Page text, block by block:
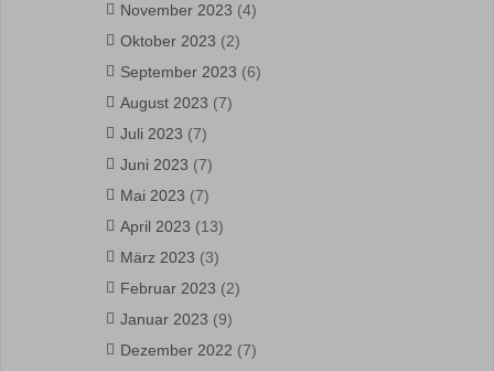
November 2023 (4)
Oktober 2023 (2)
September 2023 (6)
August 2023 (7)
Juli 2023 (7)
Juni 2023 (7)
Mai 2023 (7)
April 2023 (13)
März 2023 (3)
Februar 2023 (2)
Januar 2023 (9)
Dezember 2022 (7)